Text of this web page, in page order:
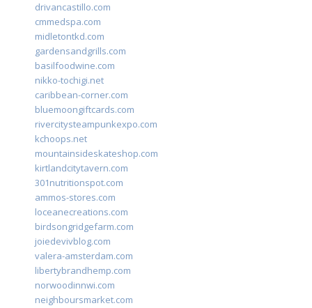
drivancastillo.com
cmmedspa.com
midletontkd.com
gardensandgrills.com
basilfoodwine.com
nikko-tochigi.net
caribbean-corner.com
bluemoongiftcards.com
rivercitysteampunkexpo.com
kchoops.net
mountainsideskateshop.com
kirtlandcitytavern.com
301nutritionspot.com
ammos-stores.com
loceanecreations.com
birdsongridgefarm.com
joiedevivblog.com
valera-amsterdam.com
libertybrandhemp.com
norwoodinnwi.com
neighboursmarket.com